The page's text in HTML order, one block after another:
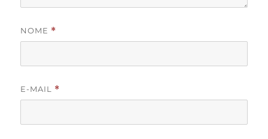
NOME *
E-MAIL *